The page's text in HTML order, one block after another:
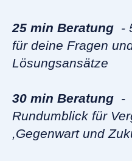
25 min Beratung -
für deine Fragen
Lösungsansätze
30 min Beratung -
Rundumblick für
,Gegenwart und